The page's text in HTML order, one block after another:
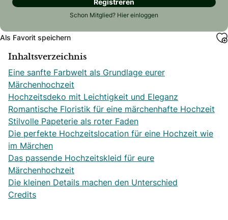
Schon Mitglied? Hier einloggen
Als Favorit speichern
Inhaltsverzeichnis
Eine sanfte Farbwelt als Grundlage eurer
Märchenhochzeit
Hochzeitsdeko mit Leichtigkeit und Eleganz
Romantische Floristik für eine märchenhafte Hochzeit
Stilvolle Papeterie als roter Faden
Die perfekte Hochzeitslocation für eine Hochzeit wie
im Märchen
Das passende Hochzeitskleid für eure
Märchenhochzeit
Die kleinen Details machen den Unterschied
Credits